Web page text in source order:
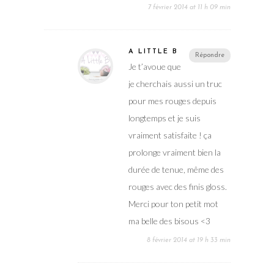
7 février 2014 at 11 h 09 min
Répondre
A LITTLE B
Je t’avoue que
je cherchais aussi un truc
pour mes rouges depuis
longtemps et je suis
vraiment satisfaite ! ça
prolonge vraiment bien la
durée de tenue, même des
rouges avec des finis gloss.
Merci pour ton petit mot
ma belle des bisous <3
8 février 2014 at 19 h 33 min